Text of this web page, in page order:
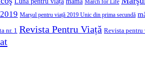
March for Life
Marșul pentru viață 2019 Unic din prima secundă
nr. 1 Revista Pentru Viață Revista pentru